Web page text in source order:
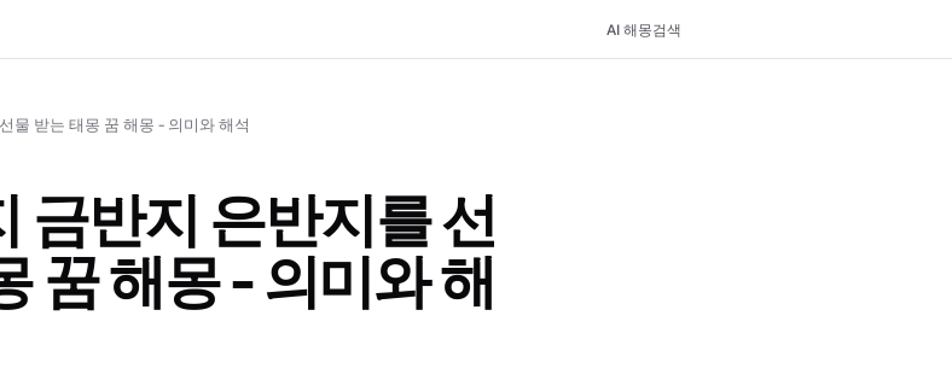
AI 해몽검색
물 받는 태몽 꿈 해몽 - 의미와 해석
금반지 은반지를 선
꿈 해몽 - 의미와 해